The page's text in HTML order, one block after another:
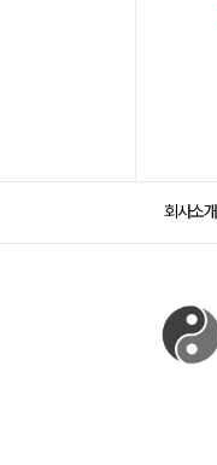
회사소개